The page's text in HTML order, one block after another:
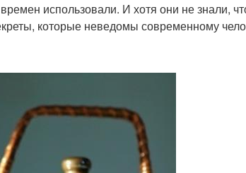
использовали. И хотя они не знали,
которые неведомы современному